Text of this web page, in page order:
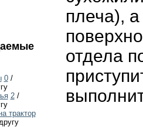
0/
2/
трактор
плеча),
отдела